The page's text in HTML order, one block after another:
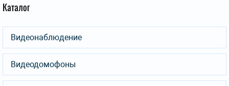
Каталог
Видеонаблюдение
Видеодомофоны